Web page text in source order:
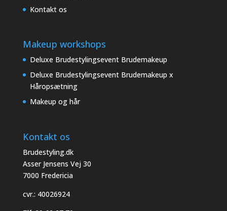
Kontakt os
Makeup workshops
Deluxe Brudestylingsevent Brudemakeup
Deluxe Brudestylingsevent Brudemakeup x
Håropsætning
Makeup og hår
Kontakt os
Brudestyling.dk
Asser Jensens Vej 30
7000 Fredericia
cvr.: 40026924